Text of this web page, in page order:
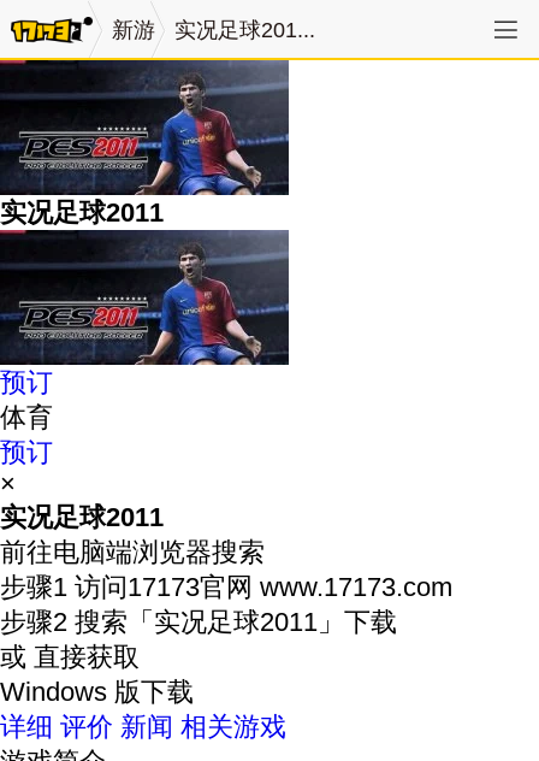
新游 实况足球201...
实况足球2011
预订
体育
预订
×
实况足球2011
前往电脑端浏览器搜索
步骤1 访问17173官网 www.17173.com
步骤2 搜索 「实况足球2011」 下载
或 直接获取
Windows 版下载
详细 评价 新闻 相关游戏